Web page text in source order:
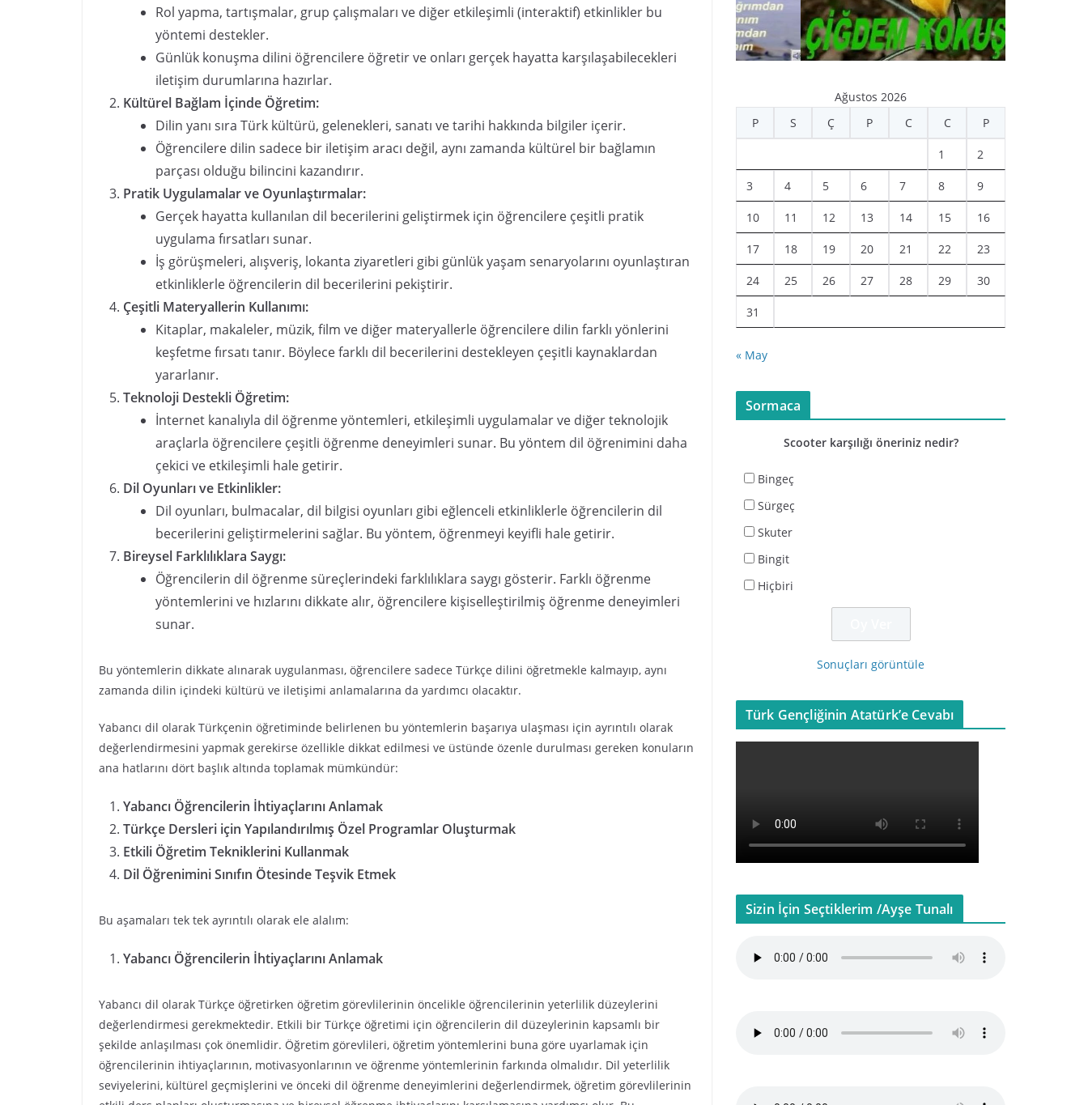
Rol yapma, tartışmalar, grup çalışmaları ve diğer etkileşimli (interaktif) etkinlikler bu
yöntemi destekler.
Günlük konuşma dilini öğrencilere öğretir ve onları gerçek hayatta karşılaşabilecekleri
iletişim durumlarına hazırlar.
Kültürel Bağlam İçinde Öğretim:
Dilin yanı sıra Türk kültürü, gelenekleri, sanatı ve tarihi hakkında bilgiler içerir.
Öğrencilere dilin sadece bir iletişim aracı değil, aynı zamanda kültürel bir bağlamın
parçası olduğu bilincini kazandırır.
Pratik Uygulamalar ve Oyunlaştırmalar:
Gerçek hayatta kullanılan dil becerilerini geliştirmek için öğrencilere çeşitli pratik
uygulama fırsatları sunar.
İş görüşmeleri, alışveriş, lokanta ziyaretleri gibi günlük yaşam senaryolarını oyunlaştıran
etkinliklerle öğrencilerin dil becerilerini pekiştirir.
Çeşitli Materyallerin Kullanımı:
Kitaplar, makaleler, müzik, film ve diğer materyallerle öğrencilere dilin farklı yönlerini
keşfetme fırsatı tanır. Böylece farklı dil becerilerini destekleyen çeşitli kaynaklardan
yararlanır.
Teknoloji Destekli Öğretim:
İnternet kanalıyla dil öğrenme yöntemleri, etkileşimli uygulamalar ve diğer teknolojik
araçlarla öğrencilere çeşitli öğrenme deneyimleri sunar. Bu yöntem dil öğrenimini daha
çekici ve etkileşimli hale getirir.
Dil Oyunları ve Etkinlikler:
Dil oyunları, bulmacalar, dil bilgisi oyunları gibi eğlenceli etkinliklerle öğrencilerin dil
becerilerini geliştirmelerini sağlar. Bu yöntem, öğrenmeyi keyifli hale getirir.
Bireysel Farklılıklara Saygı:
Öğrencilerin dil öğrenme süreçlerindeki farklılıklara saygı gösterir. Farklı öğrenme
yöntemlerini ve hızlarını dikkate alır, öğrencilere kişiselleştirilmiş öğrenme deneyimleri
sunar.
Bu yöntemlerin dikkate alınarak uygulanması, öğrencilere sadece Türkçe dilini öğretmekle kalmayıp, aynı
zamanda dilin içindeki kültürü ve iletişimi anlamalarına da yardımcı olacaktır.
Yabancı dil olarak Türkçenin öğretiminde belirlenen bu yöntemlerin başarıya ulaşması için ayrıntılı olarak
değerlendirmesini yapmak gerekirse özellikle dikkat edilmesi ve üstünde özenle durulması gereken konuların
ana hatlarını dört başlık altında toplamak mümkündür:
Yabancı Öğrencilerin İhtiyaçlarını Anlamak
Türkçe Dersleri için Yapılandırılmış Özel Programlar Oluşturmak
Etkili Öğretim Tekniklerini Kullanmak
Dil Öğrenimini Sınıfın Ötesinde Teşvik Etmek
Bu aşamaları tek tek ayrıntılı olarak ele alalım:
Yabancı Öğrencilerin İhtiyaçlarını Anlamak
Yabancı dil olarak Türkçe öğretirken öğretim görevlilerinin öncelikle öğrencilerinin yeterlilik düzeylerini
değerlendirmesi gerekmektedir. Etkili bir Türkçe öğretimi için öğrencilerin dil düzeylerinin kapsamlı bir
şekilde anlaşılması çok önemlidir. Öğretim görevlileri, öğretim yöntemlerini buna göre uyarlamak için
öğrencilerinin ihtiyaçlarının, motivasyonlarının ve öğrenme yöntemlerinin farkında olmalıdır. Dil yeterlilik
seviyelerini, kültürel geçmişlerini ve önceki dil öğrenme deneyimlerini değerlendirmek, öğretim görevlilerinin
Ağustos 2026
P
S Ç P C C P
1 2
3 4 5 6 7 8 9
10 11 12 13 14 15 16
17 18 19 20 21 22 23
24 25 26 27 28 29 30
31
« May
Sormaca
Scooter karşılığı öneriniz nedir?
Bingeç
Sürgeç
Skuter
Bingit
Hiçbiri
Sonuçları görüntüle
Türk Gençliğinin Atatürk’e Cevabı
Sizin İçin Seçtiklerim /Ayşe Tunalı